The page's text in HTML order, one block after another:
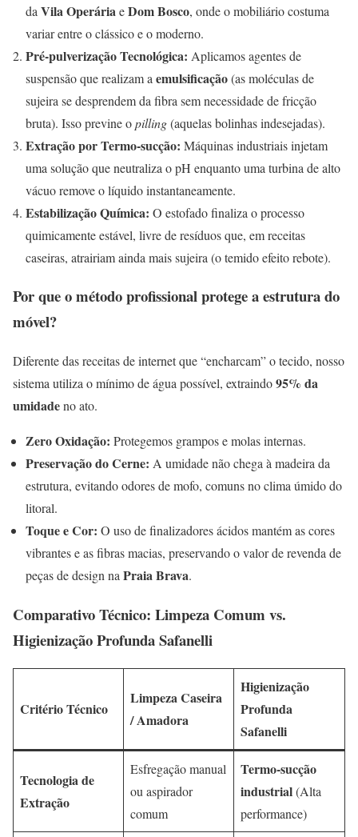
da Vila OperáriaeDom Bosco, onde o mobiliário costuma
variar entre o clássico e o moderno.
Pré-pulverização Tecnológica: Aplicamos agentes de
suspensão que realizam a emulsificação(as moléculas de
sujeira se desprendem da fibra sem necessidade de fricção
bruta). Isso previne opilling(aquelas bolinhas indesejadas).
Extração por Termo-sucção: Máquinas industriais injetam
uma solução que neutraliza o pH enquanto uma turbina de alto
vácuo remove o líquido instantaneamente.
Estabilização Química: O estofado finaliza o processo
quimicamente estável, livre de resíduos que, em receitas
caseiras, atrairiam ainda mais sujeira (o temido efeito rebote).
Por que o método profissional protege a estrutura do
móvel?
Diferente das receitas de internet que “encharcam” o tecido, nosso
sistema utiliza o mínimo de água possível, extraindo95% da
umidadeno ato.
Zero Oxidação: Protegemos grampos e molas internas.
Preservação do Cerne: A umidade não chega à madeira da
estrutura, evitando odores de mofo, comuns no clima úmido do
litoral.
Toque e Cor: O uso de finalizadores ácidos mantém as cores
vibrantes e as fibras macias, preservando o valor de revenda de
peças de design na Praia Brava.
Comparativo Técnico: Limpeza Comum vs.
Higienização Profunda Safanelli
Critério Técnico
Limpeza Caseira
/ Amadora
Higienização
Profunda
Safanelli
Tecnologia de
Extração
Esfregação manual
ou aspirador
comum
Termo-sucção
industrial(Alta
performance)